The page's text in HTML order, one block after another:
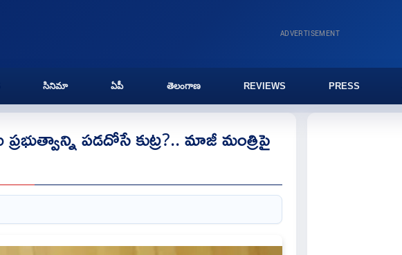
ADVERTISEMENT
సినిమా ఏపీ తెలంగాణ REVIEWS PRESS
పడదోసే కుట్ర?.. మాజీ మంత్రిపై